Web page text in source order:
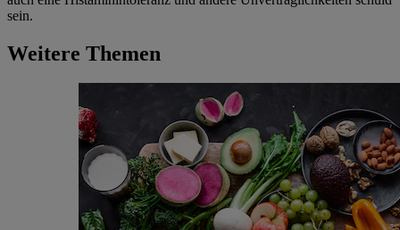
sein.
Weitere Themen